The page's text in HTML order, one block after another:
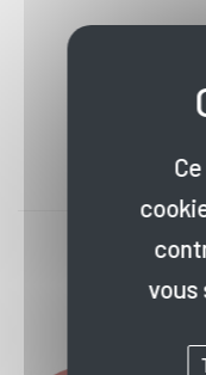
vous